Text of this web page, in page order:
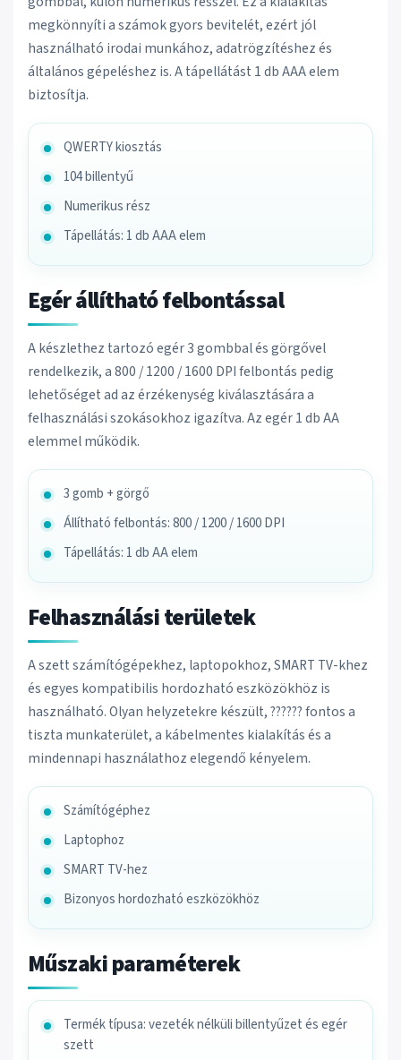
megkönnyíti a számok gyors bevitelét, ezért jól
használható irodai munkához, adatrögzítéshez és
általános gépeléshez is. A tápellátást 1 db AAA elem
biztosítja.
QWERTY kiosztás
104 billentyű
Numerikus rész
Tápellátás: 1 db AAA elem
Egér állítható felbontással
A készlethez tartozó egér 3 gombbal és görgővel
rendelkezik, a 800 / 1200 / 1600 DPI felbontás pedig
lehetőséget ad az érzékenység kiválasztására a
felhasználási szokásokhoz igazítva. Az egér 1 db AA
elemmel működik.
3 gomb + görgő
Állítható felbontás: 800 / 1200 / 1600 DPI
Tápellátás: 1 db AA elem
Felhasználási területek
A szett számítógépekhez, laptopokhoz, SMART TV-khez
és egyes kompatibilis hordozható eszközökhöz is
használható. Olyan helyzetekre készült, ?????? fontos a
tiszta munkaterület, a kábelmentes kialakítás és a
mindennapi használathoz elegendő kényelem.
Számítógéphez
Laptophoz
SMART TV-hez
Bizonyos hordozható eszközökhöz
Műszaki paraméterek
Termék típusa: vezeték nélküli billentyűzet és egér
szett